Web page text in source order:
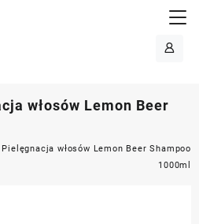
włosów Lemon Beer
włosów Lemon Beer Shampoo
1000ml